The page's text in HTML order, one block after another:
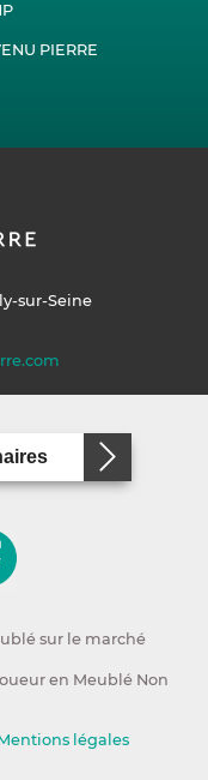
PIERRE
sur-Seine
sur le marché
en Meublé Non
légales